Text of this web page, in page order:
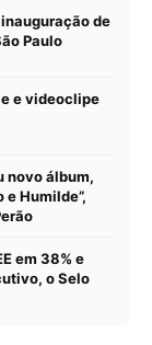
de
Paulo
e videoclipe
novo álbum,
e Humilde”,
em 38% e
o Selo